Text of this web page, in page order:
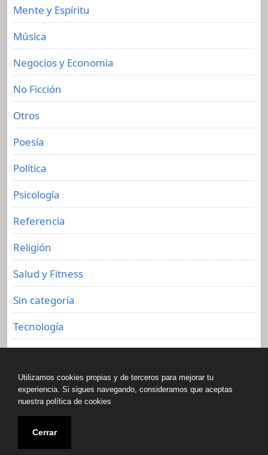
Mente y Espíritu
Música
Negocios y Economia
No Ficción
Otros
Poesía
Política
Psicología
Referencia
Religión
Salud y Fitness
Sin categoría
Tecnología
Copyright © All rights reserved.
Biblioteca de libros olvidados 2020
Utilizamos cookies propias y de terceros para mejorar tu
experiencia. Si sigues navegando, consideramos que aceptas
nuestra política de cookies
Cerrar